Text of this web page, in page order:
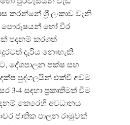
කරන්නේ ශ්‍රී ලංකාව වැනි
පෞරුෂයන් හෝ වීර
පදනම් කරගත්
දැරිය නොහැකි
දේශපාලන පක්ෂ සහ
දක්ෂ පුද්ගලයින් එක්වී අවම
3-4 සඳහා ප්‍රකෘතිමත් වීම
කෙරෙහි අවධානය
ජාතික පාලන රාමුවක්